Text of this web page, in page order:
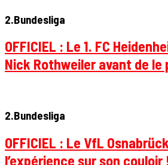
2.Bundesliga
OFFICIEL : Le 1. FC
Nick Rothweiler avant de le
2.Bundesliga
OFFICIEL : Le VfL
l’expérience sur son couloir